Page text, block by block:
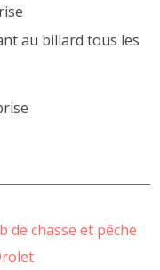
au billard tous les